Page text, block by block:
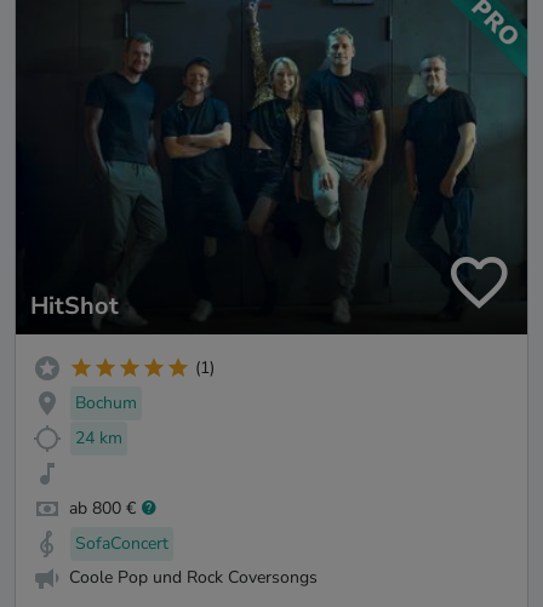
HitShot
(1)
Bochum
24 km
ab 800 €
SofaConcert
Coole Pop und Rock Coversongs